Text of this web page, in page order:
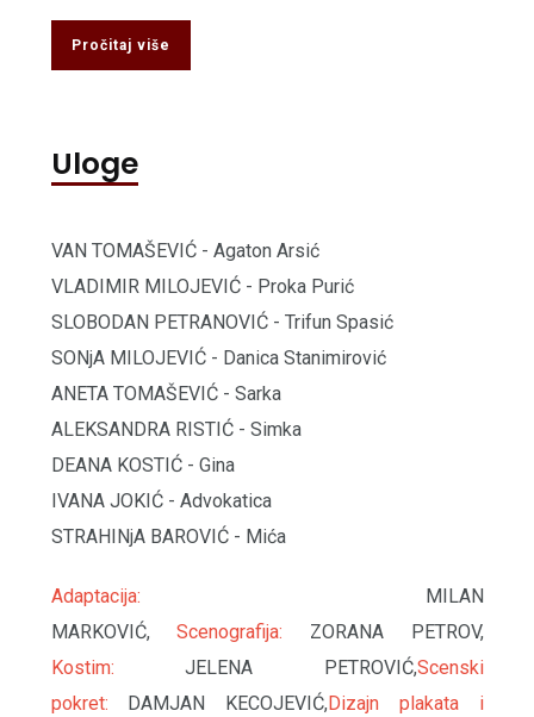
Pročitaj više
Uloge
VAN TOMAŠEVIĆ - Agaton Arsić
VLADIMIR MILOJEVIĆ - Proka Purić
SLOBODAN PETRANOVIĆ - Trifun Spasić
SONjA MILOJEVIĆ - Danica Stanimirović
ANETA TOMAŠEVIĆ - Sarka
ALEKSANDRA RISTIĆ - Simka
DEANA KOSTIĆ - Gina
IVANA JOKIĆ - Advokatica
STRAHINjA BAROVIĆ - Mića
Adaptacija:
MILAN
MARKOVIĆ,Scenografija: ZORANA PETROV,
Kostim: JELENA PETROVIĆ,Scenski
pokret: DAMJAN KECOJEVIĆ,Dizajn plakata i